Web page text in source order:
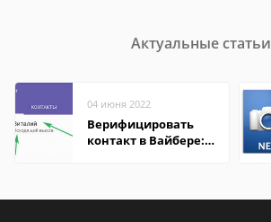
Актуальные статьи
04 июня 2022
Верифицировать
контакт в Вайбере: